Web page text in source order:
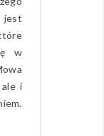
w
ale i